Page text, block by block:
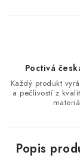
Poctivá
Každý produkt
a pečlivostí z
Popis